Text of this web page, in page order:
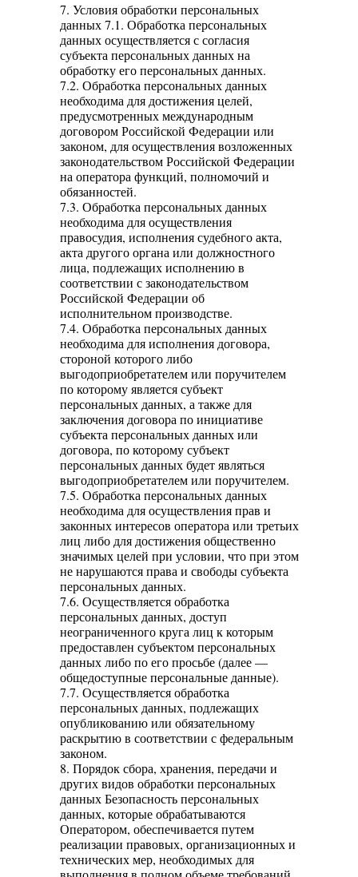
7. Условия обработки персональных
данных 7.1. Обработка персональных
данных осуществляется с согласия
субъекта персональных данных на
обработку его персональных данных.
7.2. Обработка персональных данных
необходима для достижения целей,
предусмотренных международным
договором Российской Федерации или
законом, для осуществления возложенных
законодательством Российской Федерации
на оператора функций, полномочий и
обязанностей.
7.3. Обработка персональных данных
необходима для осуществления
правосудия, исполнения судебного акта,
акта другого органа или должностного
лица, подлежащих исполнению в
соответствии с законодательством
Российской Федерации об
исполнительном производстве.
7.4. Обработка персональных данных
необходима для исполнения договора,
стороной которого либо
выгодоприобретателем или поручителем
по которому является субъект
персональных данных, а также для
заключения договора по инициативе
субъекта персональных данных или
договора, по которому субъект
персональных данных будет являться
выгодоприобретателем или поручителем.
7.5. Обработка персональных данных
необходима для осуществления прав и
законных интересов оператора или третьих
лиц либо для достижения общественно
значимых целей при условии, что при этом
не нарушаются права и свободы субъекта
персональных данных.
7.6. Осуществляется обработка
персональных данных, доступ
неограниченного круга лиц к которым
предоставлен субъектом персональных
данных либо по его просьбе (далее —
общедоступные персональные данные).
7.7. Осуществляется обработка
персональных данных, подлежащих
опубликованию или обязательному
раскрытию в соответствии с федеральным
законом.
8. Порядок сбора, хранения, передачи и
других видов обработки персональных
данных Безопасность персональных
данных, которые обрабатываются
Оператором, обеспечивается путем
реализации правовых, организационных и
технических мер, необходимых для